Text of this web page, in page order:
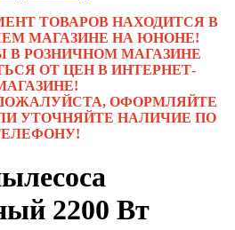
ТОВАРОВ НАХОДИТСЯ В
МАГАЗИНЕ НА ЮНОНЕ!
В РОЗНИЧНОМ МАГАЗИНЕ
ОТ ЦЕН В ИНТЕРНЕТ-
ОФОРМЛЯЙТЕ
УТОЧНЯЙТЕ НАЛИЧИЕ ПО
2200 Вт